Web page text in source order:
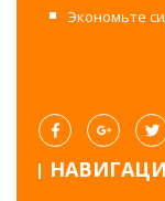
Экономьте